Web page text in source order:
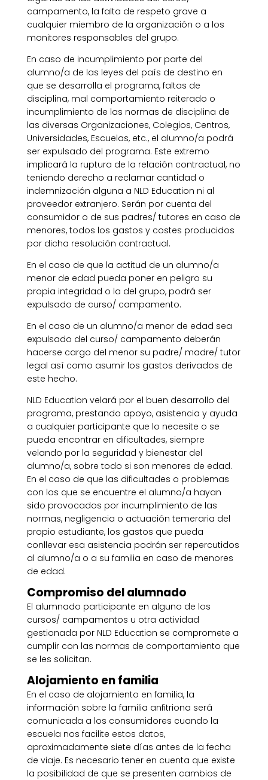
campamento, la falta de respeto grave a
cualquier miembro de la organización o a los
monitores responsables del grupo.
En caso de incumplimiento por parte del
alumno/a de las leyes del país de destino en
que se desarrolla el programa, faltas de
disciplina, mal comportamiento reiterado o
incumplimiento de las normas de disciplina de
las diversas Organizaciones, Colegios, Centros,
Universidades, Escuelas, etc., el alumno/a podrá
ser expulsado del programa. Este extremo
implicará la ruptura de la relación contractual, no
teniendo derecho a reclamar cantidad o
indemnización alguna a NLD Education ni al
proveedor extranjero. Serán por cuenta del
consumidor o de sus padres/ tutores en caso de
menores, todos los gastos y costes producidos
por dicha resolución contractual.
En el caso de que la actitud de un alumno/a
menor de edad pueda poner en peligro su
propia integridad o la del grupo, podrá ser
expulsado de curso/ campamento.
En el caso de un alumno/a menor de edad sea
expulsado del curso/ campamento deberán
hacerse cargo del menor su padre/ madre/ tutor
legal así como asumir los gastos derivados de
este hecho.
NLD Education velará por el buen desarrollo del
programa, prestando apoyo, asistencia y ayuda
a cualquier participante que lo necesite o se
pueda encontrar en dificultades, siempre
velando por la seguridad y bienestar del
alumno/a, sobre todo si son menores de edad.
En el caso de que las dificultades o problemas
con los que se encuentre el alumno/a hayan
sido provocados por incumplimiento de las
normas, negligencia o actuación temeraria del
propio estudiante, los gastos que pueda
conllevar esa asistencia podrán ser repercutidos
al alumno/a o a su familia en caso de menores
de edad.
Compromiso del alumnado
El alumnado participante en alguno de los
cursos/ campamentos u otra actividad
gestionada por NLD Education se compromete a
cumplir con las normas de comportamiento que
se les solicitan.
Alojamiento en familia
En el caso de alojamiento en familia, la
información sobre la familia anfitriona será
comunicada a los consumidores cuando la
escuela nos facilite estos datos,
aproximadamente siete días antes de la fecha
de viaje. Es necesario tener en cuenta que existe
la posibilidad de que se presenten cambios de